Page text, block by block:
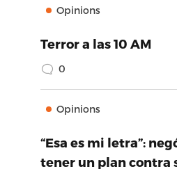
Opinions
Terror a las 10 AM
0
Opinions
“Esa es mi letra”:
tener un plan contra